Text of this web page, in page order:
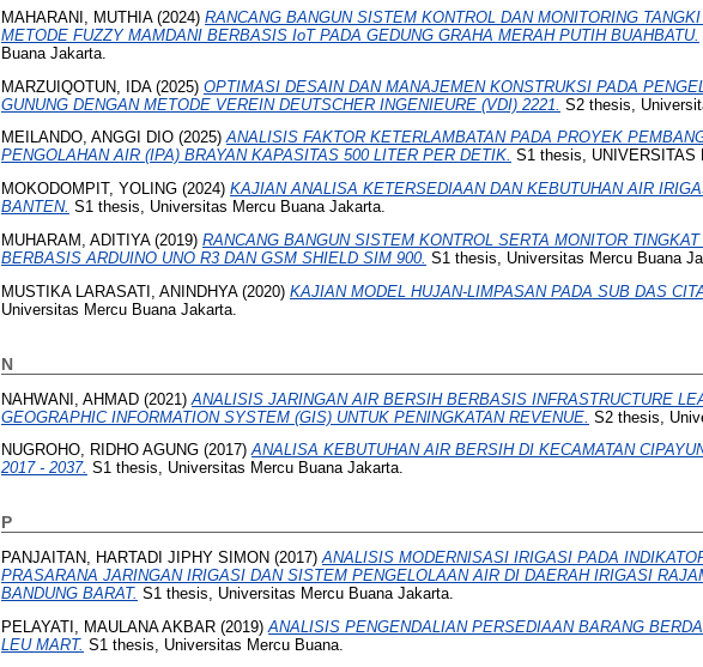
MAHARANI, MUTHIA(2024) RANCANG BANGUN SISTEM KONTROL DAN MONITORING
METODE FUZZY MAMDANI BERBASIS IoT PADA GEDUNG GRAHA MERAH PUTIH BUAHBATU.
Buana Jakarta.
MARZUIQOTUN, IDA(2025) OPTIMASI DESAIN DAN MANAJEMEN KONSTRUKSI PADA
GUNUNG DENGAN METODE VEREIN DEUTSCHER INGENIEURE (VDI) 2221. S2 thesis,
MEILANDO, ANGGI DIO (2025)ANALISIS FAKTOR KETERLAMBATAN PADA PROYEK
PENGOLAHAN AIR (IPA) BRAYAN KAPASITAS 500 LITER PER DETIK. S1 thesis, UNIVERSITAS
MOKODOMPIT, YOLING (2024) KAJIAN ANALISA KETERSEDIAAN DAN KEBUTUHAN AIR
BANTEN. S1 thesis, Universitas Mercu Buana Jakarta.
MUHARAM, ADITIYA(2019) RANCANG BANGUN SISTEM KONTROL SERTA MONITOR
BERBASIS ARDUINO UNO R3 DAN GSM SHIELD SIM 900. S1 thesis, Universitas Mercu Buana
MUSTIKA LARASATI, ANINDHYA(2020) KAJIAN MODEL HUJAN-LIMPASAN PADA SUB DAS
Universitas Mercu Buana Jakarta.
N
NAHWANI, AHMAD (2021) ANALISIS JARINGAN AIR BERSIH BERBASIS INFRASTRUCTURE
GEOGRAPHIC INFORMATION SYSTEM (GIS) UNTUK PENINGKATAN REVENUE. S2 thesis,
NUGROHO, RIDHO AGUNG (2017)ANALISA KEBUTUHAN AIR BERSIH DI KECAMATAN
2017 - 2037. S1 thesis, Universitas Mercu Buana Jakarta.
P
PANJAITAN, HARTADI JIPHY SIMON (2017)ANALISIS MODERNISASI IRIGASI PADA
PRASARANA JARINGAN IRIGASI DAN SISTEM PENGELOLAAN AIR DI DAERAH IRIGASI
BANDUNG BARAT. S1 thesis, Universitas Mercu Buana Jakarta.
PELAYATI, MAULANA AKBAR (2019)ANALISIS PENGENDALIAN PERSEDIAAN BARANG
LEU MART. S1 thesis, Universitas Mercu Buana.